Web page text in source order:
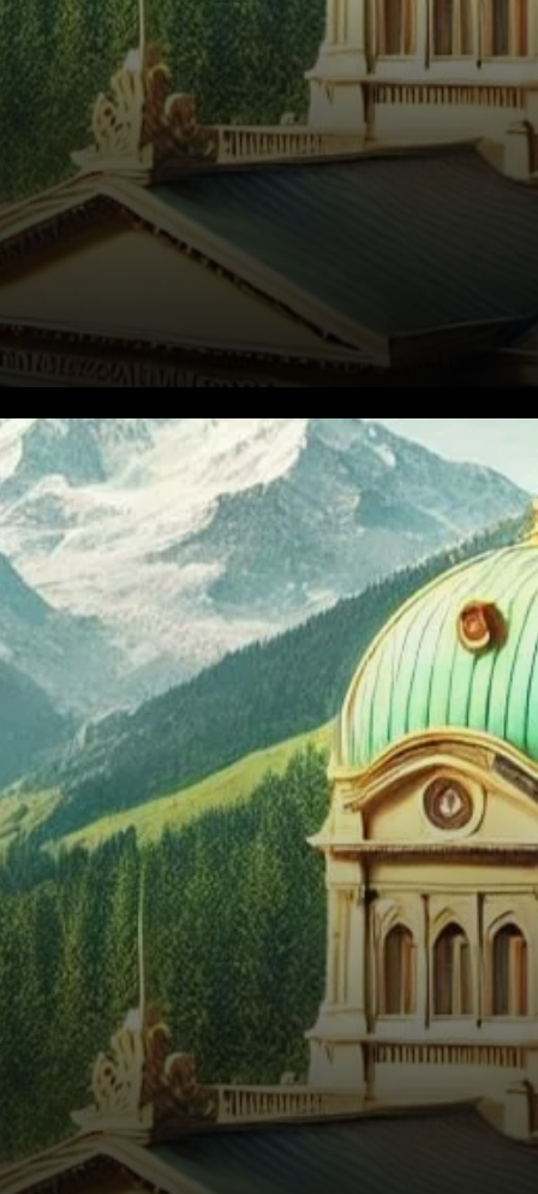
Samuel Kullmann, un
législateur suisse, mène une
campagne ambitieuse pour
inclure le Bitcoin dans les
réserves nationales de la
Suisse.…